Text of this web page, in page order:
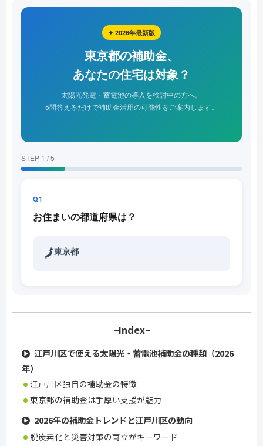
✦ 2026年最新版
東京都の補助金、
あなたの住宅は対象？
太陽光発電・蓄電池の導入を検討中の方へ。
5問答えるだけで補助金活用の可能性をご案内します。
STEP 1 / 5
Q1
お住まいの都道府県は？
🗾東京都
−Index−
江戸川区で使える太陽光・蓄電池補助金の種類（2026
年）
江戸川区独自の補助金の特徴
東京都の補助金は手厚い支援が魅力
2026年の補助金トレンドと江戸川区の動向
脱炭素化と災害対策の両立がキーワード